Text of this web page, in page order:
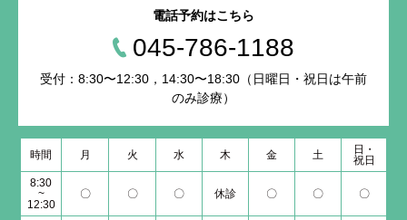
電話予約はこちら
045-786-1188
受付：8:30〜12:30，14:30〜18:30（日曜日・祝日は午前
のみ診療）
時間 月 火 水 木 金 土
日・
祝日
8:30
~
12:30
〇 〇 〇 休診 〇 〇 〇